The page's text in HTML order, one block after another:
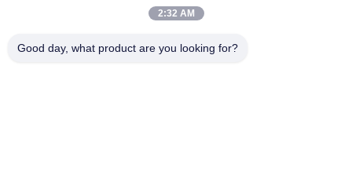
2:32 AM
Good day, what product are you looking for?